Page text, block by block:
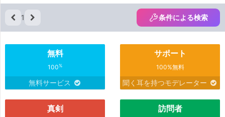
1 条件による検索
無料
100%
無料サービス
サポート
100%無料
聞く耳を持つモデレーター
真剣 訪問者